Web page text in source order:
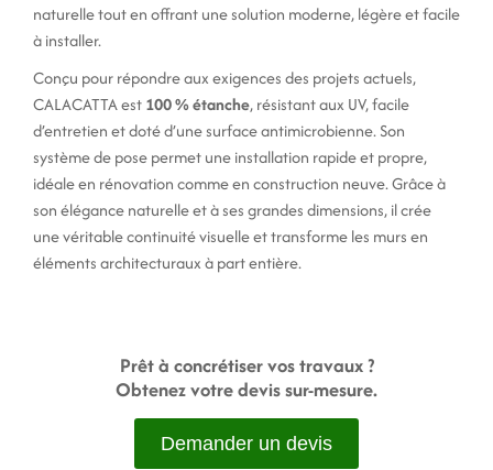
naturelle tout en offrant une solution moderne, légère et facile
à installer.
Conçu pour répondre aux exigences des projets actuels,
CALACATTA est100 % étanche, résistant aux UV, facile
d’entretien et doté d’une surface antimicrobienne. Son
système de pose permet une installation rapide et propre,
idéale en rénovation comme en construction neuve. Grâce à
son élégance naturelle et à ses grandes dimensions, il crée
une véritable continuité visuelle et transforme les murs en
éléments architecturaux à part entière.
Prêt à concrétiser vos travaux ?
Obtenez votre devis sur-mesure.
Demander un devis